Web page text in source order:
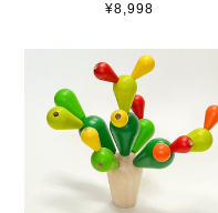
¥8,998